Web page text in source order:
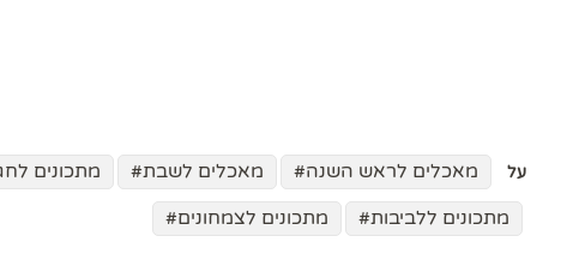
על מאכלים לראש השנה מאכלים לשבת
מתכונים
מתכונים ללביבות
מתכונים לצמחונים